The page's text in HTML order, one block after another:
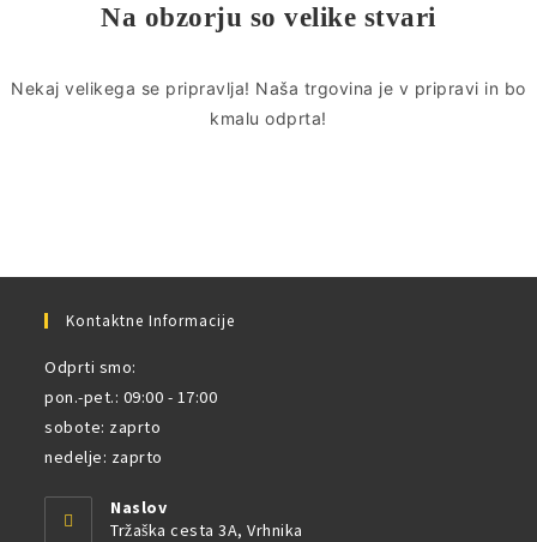
Na obzorju so velike stvari
Nekaj ​​velikega se pripravlja! Naša trgovina je v pripravi in ​​bo
kmalu odprta!
Kontaktne Informacije
Odprti smo:
pon.-pet.: 09:00 - 17:00
sobote: zaprto
nedelje: zaprto
Naslov
Tržaška cesta 3A, Vrhnika